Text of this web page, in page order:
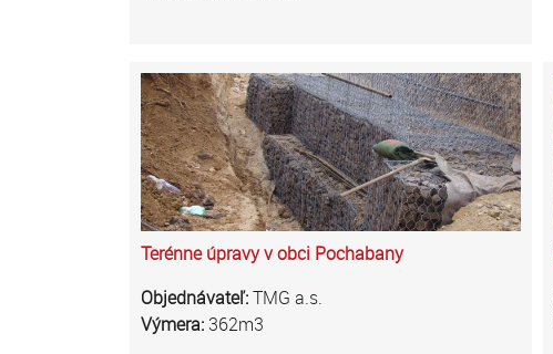
Terénne úpravy v obci Pochabany
Objednávateľ:TMG a.s.
Výmera: 362m3